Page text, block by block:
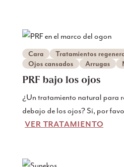
regenerativa. Y se prevé que los
parte importante de los
nos complace poder ofrecer
exosomas de nuestra propia
Gotemburgo.
Cara
Tratamientos
Ojos cansados
Arrugas
PRF bajo los ojos
¿Un tratamiento natural para
debajo de los ojos? Sí, por
VER TRATAMIENTO